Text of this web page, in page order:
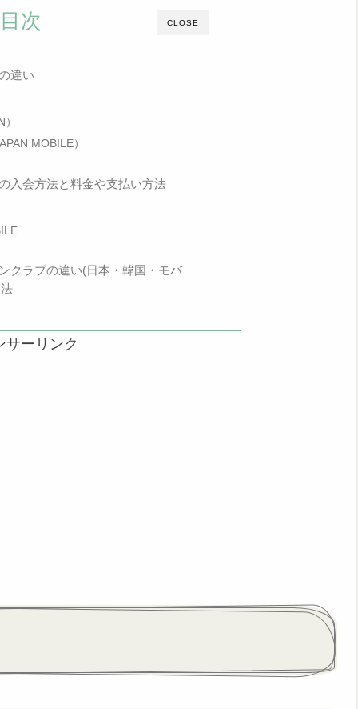
CLOSE
目次
違い
MOBILE）
入会方法と料金や支払い方法
クラブの違い(日本・韓国・モバ
サーリンク